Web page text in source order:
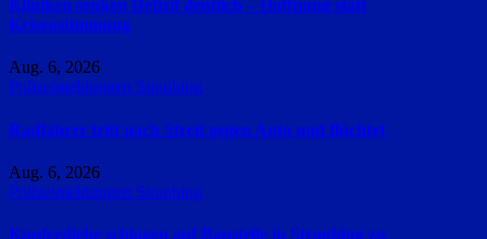
Kliniken senken Defizit deutlich – Hoffnung statt
Krisenstimmung
Aug. 6, 2026
Polizeimeldungen Straubing
Radfahrer tritt nach Streit gegen Auto und flüchtet
Aug. 6, 2026
Polizeimeldungen Straubing
Kupferdiebe schlagen auf Baustelle in Straubing zu